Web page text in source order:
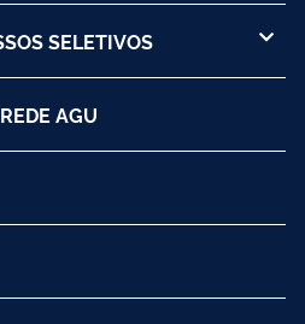
SELETIVOS
AGU